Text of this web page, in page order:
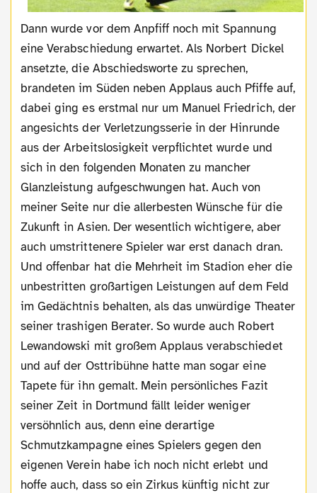
Dann wurde vor dem Anpfiff noch mit Spannung
eine Verabschiedung erwartet. Als Norbert Dickel
ansetzte, die Abschiedsworte zu sprechen,
brandeten im Süden neben Applaus auch Pfiffe auf,
dabei ging es erstmal nur um Manuel Friedrich, der
angesichts der Verletzungsserie in der Hinrunde
aus der Arbeitslosigkeit verpflichtet wurde und
sich in den folgenden Monaten zu mancher
Glanzleistung aufgeschwungen hat. Auch von
meiner Seite nur die allerbesten Wünsche für die
Zukunft in Asien. Der wesentlich wichtigere, aber
auch umstrittenere Spieler war erst danach dran.
Und offenbar hat die Mehrheit im Stadion eher die
unbestritten großartigen Leistungen auf dem Feld
im Gedächtnis behalten, als das unwürdige Theater
seiner trashigen Berater. So wurde auch Robert
Lewandowski mit großem Applaus verabschiedet
und auf der Osttribühne hatte man sogar eine
Tapete für ihn gemalt. Mein persönliches Fazit
seiner Zeit in Dortmund fällt leider weniger
versöhnlich aus, denn eine derartige
Schmutzkampagne eines Spielers gegen den
eigenen Verein habe ich noch nicht erlebt und
hoffe auch, dass so ein Zirkus künftig nicht zur